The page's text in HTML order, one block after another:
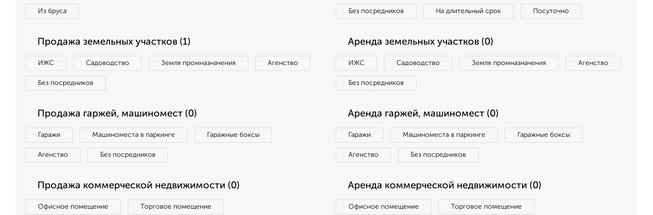
Из бруса Без посредников На длительный срок Посуточно
Продажа земельных участков (1)
ИЖС Садоводство Земля промназначения Агенство
Без посредников
Аренда земельных участков (0)
ИЖС Садоводство Земля промназначения Агенство
Без посредников
Продажа гаржей, машиномест (0)
Гаражи Машиноместа в паркинге Гаражные боксы
Агенство Без посредников
Аренда гаржей, машиномест (0)
Гаражи Машиноместа в паркинге Гаражные боксы
Агенство Без посредников
Продажа коммерческой недвижимости (0)
Офисное помещение Торговое помещение
Аренда коммерческой недвижимости (0)
Офисное помещение Торговое помещение